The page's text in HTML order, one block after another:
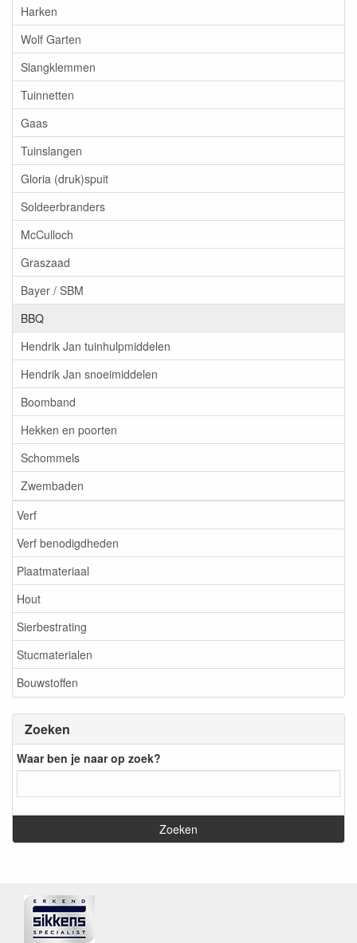
Harken
Wolf Garten
Slangklemmen
Tuinnetten
Gaas
Tuinslangen
Gloria (druk)spuit
Soldeerbranders
McCulloch
Graszaad
Bayer / SBM
BBQ
Hendrik Jan tuinhulpmiddelen
Hendrik Jan snoeimiddelen
Boomband
Hekken en poorten
Schommels
Zwembaden
Verf
Verf benodigdheden
Plaatmateriaal
Hout
Sierbestrating
Stucmaterialen
Bouwstoffen
Zoeken
Waar ben je naar op zoek?